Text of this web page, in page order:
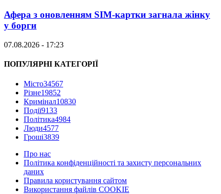
Афера з оновленням SIM-картки загнала жінку
у борги
07.08.2026 - 17:23
ПОПУЛЯРНІ КАТЕГОРІЇ
Місто34567
Різне19852
Кримінал10830
Події9133
Політика4984
Люди4577
Гроші3839
Про нас
Політика конфіденційності та захисту персональних
даних
Правила користування сайтом
Використання файлів COOKIE